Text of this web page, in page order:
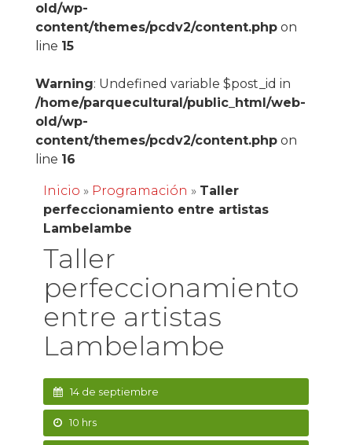
old/wp-
content/themes/pcdv2/content.phpon
line 15
Warning: Undefined variable $post_id in
/home/parquecultural/public_html/web-
old/wp-
content/themes/pcdv2/content.phpon
line 16
Inicio » Programación » Taller
perfeccionamiento entre artistas
Lambelambe
Taller
perfeccionamiento
entre artistas
Lambelambe
14 de septiembre
10 hrs